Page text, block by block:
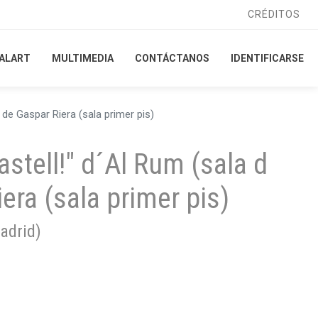
CRÉDITOS
MULTIMEDIA CONTÁCTANOS IDENTIFICARSE
CRÉDITOS
MULTIMEDIA CONTÁCTANOS IDENTIFICARSE
Gaspar Riera (sala primer pis)
d´Al Rum (sala d
(sala primer pis)
)